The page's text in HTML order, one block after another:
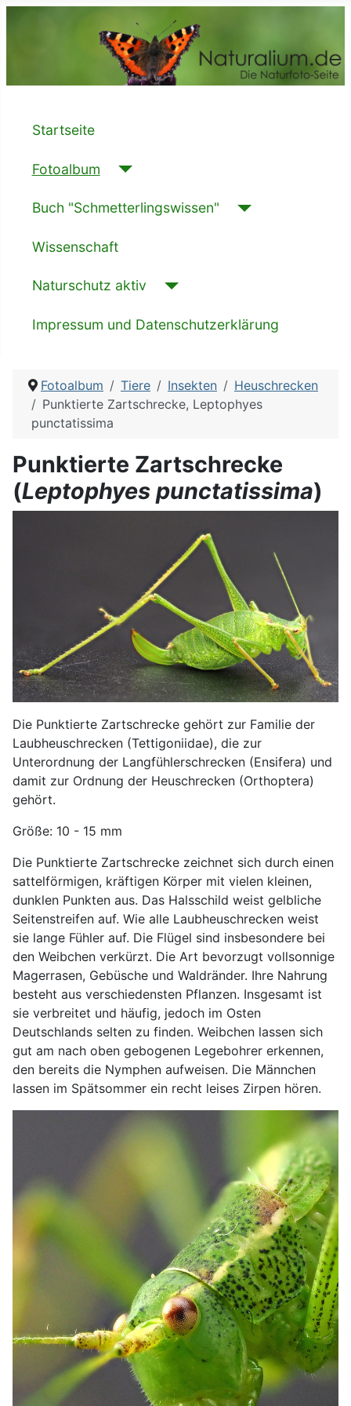
Startseite
Fotoalbum
Buch "Schmetterlingswissen"
Wissenschaft
Naturschutz aktiv
Impressum und Datenschutzerklärung
Fotoalbum Tiere Insekten
Heuschrecken
Punktierte Zartschrecke, Leptophyes
punctatissima
Punktierte Zartschrecke
(Leptophyes punctatissima)
Die Punktierte Zartschrecke gehört zur Familie der
Laubheuschrecken (Tettigoniidae), die zur
Unterordnung der Langfühlerschrecken (Ensifera) und
damit zur Ordnung der Heuschrecken (Orthoptera)
gehört.
Größe: 10 - 15 mm
Die Punktierte Zartschrecke zeichnet sich durch einen
sattelförmigen, kräftigen Körper mit vielen kleinen,
dunklen Punkten aus. Das Halsschild weist gelbliche
Seitenstreifen auf. Wie alle Laubheuschrecken weist
sie lange Fühler auf. Die Flügel sind insbesondere bei
den Weibchen verkürzt. Die Art bevorzugt vollsonnige
Magerrasen, Gebüsche und Waldränder. Ihre Nahrung
besteht aus verschiedensten Pflanzen. Insgesamt ist
sie verbreitet und häufig, jedoch im Osten
Deutschlands selten zu finden. Weibchen lassen sich
gut am nach oben gebogenen Legebohrer erkennen,
den bereits die Nymphen aufweisen. Die Männchen
lassen im Spätsommer ein recht leises Zirpen hören.